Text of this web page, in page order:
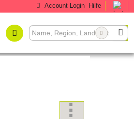
Account Login Hilfe